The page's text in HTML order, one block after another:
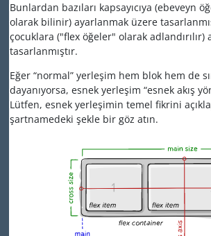
Bunlardan bazıları kapsayıcıya (ebeveyn
olarak bilinir) ayarlanmak üzere
çocuklara ("flex öğeler" olarak
tasarlanmıştır.
Eğer “normal” yerleşim hem blok hem de
dayanıyorsa, esnek yerleşim “esnek akış
Lütfen, esnek yerleşimin temel fikrini
şartnamedeki şekle bir göz atın.